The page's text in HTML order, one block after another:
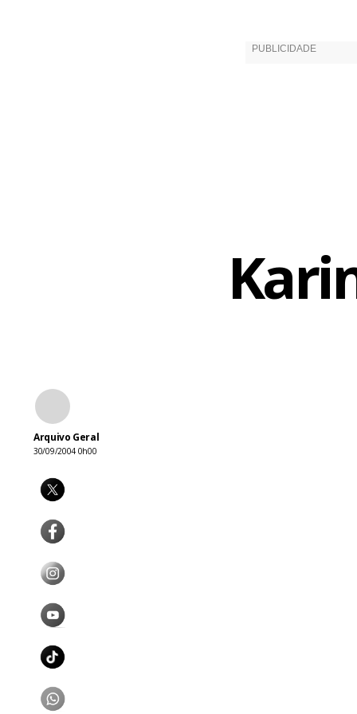
Perto do
Arquivo Geral
30/09/2004 0h00